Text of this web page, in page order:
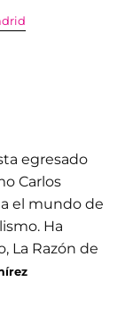
egresado
Carlos
el mundo de
Ha
La Razón de